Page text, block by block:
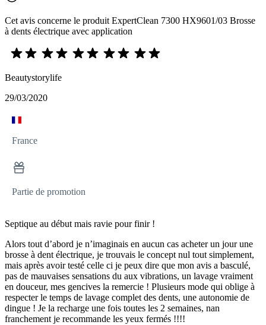
Cet avis concerne le produit ExpertClean 7300 HX9601/03 Brosse
à dents électrique avec application
Beautystorylife
29/03/2020
France
Partie de promotion
Septique au début mais ravie pour finir !
Alors tout d’abord je n’imaginais en aucun cas acheter un jour une
brosse à dent électrique, je trouvais le concept nul tout simplement,
mais après avoir testé celle ci je peux dire que mon avis a basculé,
pas de mauvaises sensations du aux vibrations, un lavage vraiment
en douceur, mes gencives la remercie ! Plusieurs mode qui oblige à
respecter le temps de lavage complet des dents, une autonomie de
dingue ! Je la recharge une fois toutes les 2 semaines, nan
franchement je recommande les yeux fermés !!!!